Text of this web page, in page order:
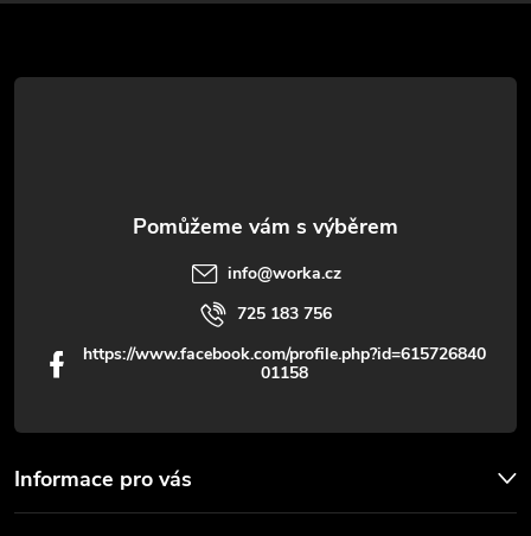
t
Informace pro vás
info@worka.cz
725 183 756
https://www.facebook.com/profile.php?id=615726840
01158